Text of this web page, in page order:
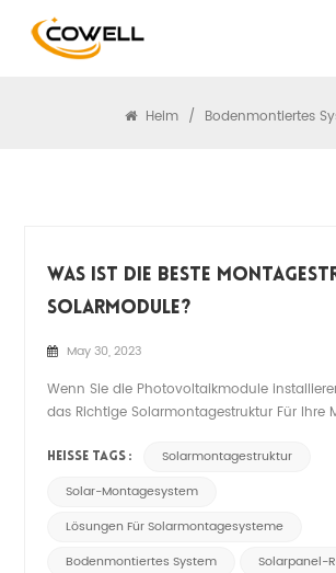
Heim / Bodenmontiertes
Was Ist Die Beste
Solarmodule?
May 30, 2023
Wenn Sie die Photovoltaikmodule
das Richtige Solarmontagestruktur Für Ihre
robuster und zuverlässiger Solar-
Paneele nicht nur sicher, sondern sorgt
ordnungsgem...
HEISSE TAGS :
Solarmontagestruktur
Solar-Montagesystem
Lösungen Für Solarmontagesysteme
Bodenmontiertes System
Solarpanel-